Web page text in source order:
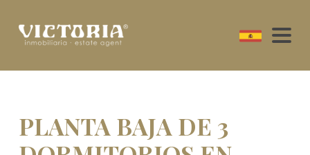
PLANTA BAJA DE 3